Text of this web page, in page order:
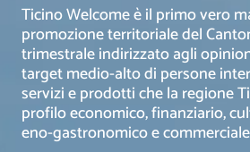
Ticino Welcome è il primo vero
promozione territoriale del
trimestrale indirizzato agli
target medio-alto di persone
servizi e prodotti che la regione
profilo economico, finanziario,
eno-gastronomico e